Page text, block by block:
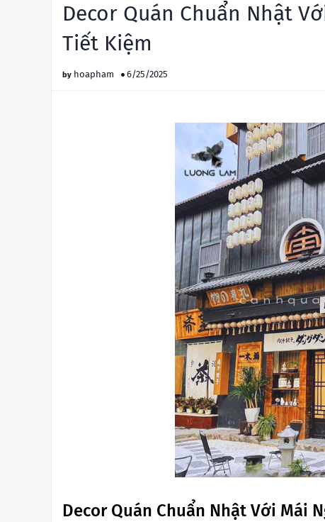
Decor Quán Chuẩn Nhật
Tiết Kiệm
hoapham 6/25/2025
Decor Quán Chuẩn Nhật Với Mái